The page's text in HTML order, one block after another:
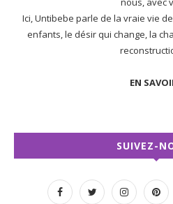
Ici, Untibebe parle de la vraie vie
enfants, le désir qui change, la
EN
SUIVEZ-